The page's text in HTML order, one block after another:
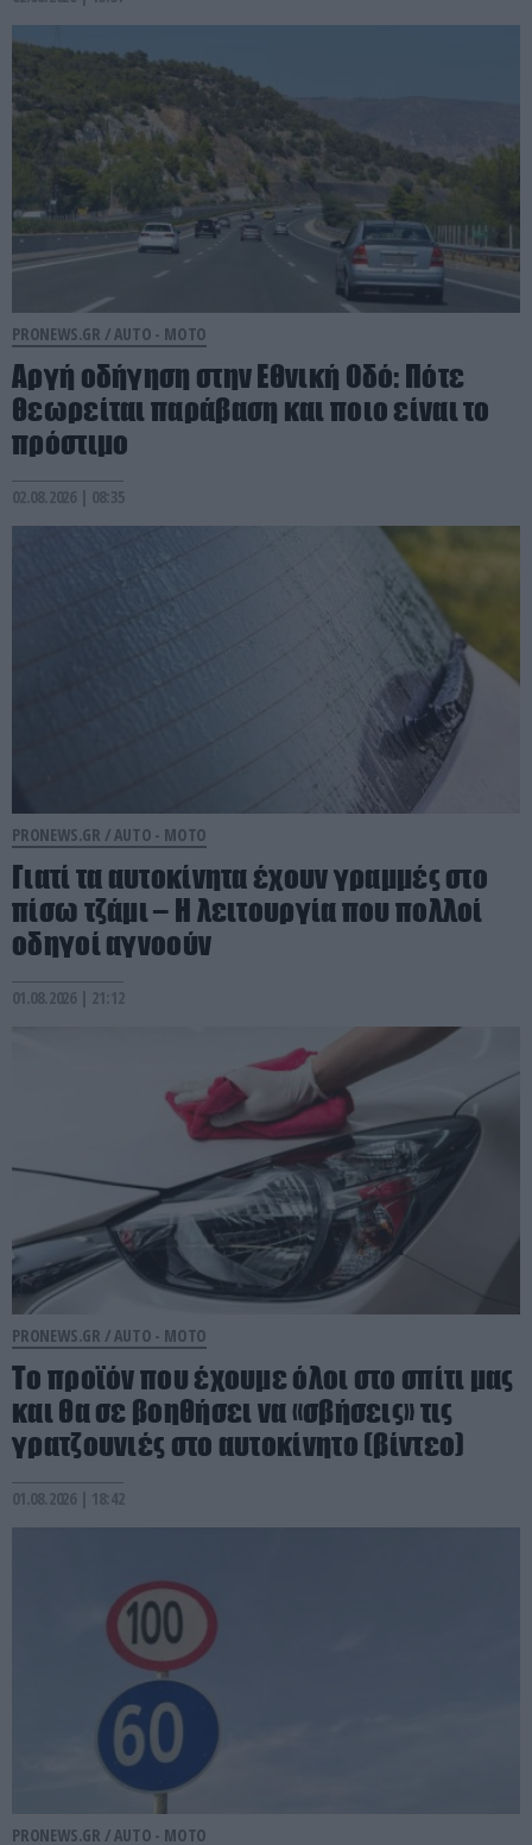
PRONEWS.GR /AUTO - MOTO
Αργή οδήγηση στην Εθνική Οδό: Πότε
θεωρείται παράβαση και ποιο είναι το
πρόστιμο
02.08.2026 | 08:35
PRONEWS.GR / AUTO - MOTO
Γιατί τα αυτοκίνητα έχουν γραμμές στο
πίσω τζάμι – Η λειτουργία που πολλοί
οδηγοί αγνοούν
01.08.2026 | 21:12
PRONEWS.GR / AUTO - MOTO
Το προϊόν που έχουμε όλοι στο σπίτι μας
και θα σε βοηθήσει να «σβήσεις» τις
γρατζουνιές στο αυτοκίνητο (βίντεο)
01.08.2026 | 18:42
PRONEWS.GR /AUTO - MOTO